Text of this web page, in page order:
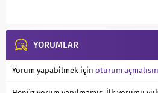
YORUMLAR
Yorum yapabilmek için oturum